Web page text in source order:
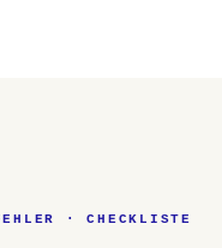
· CHECKLISTE